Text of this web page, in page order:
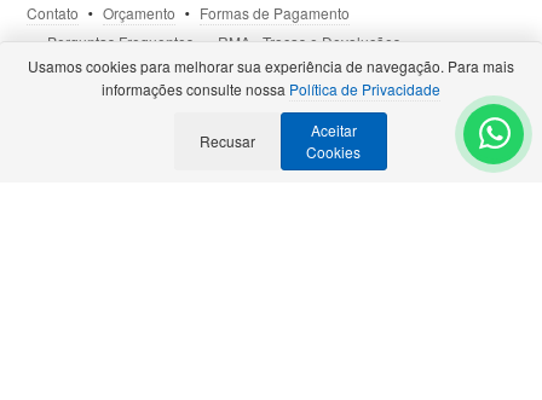
Contato Orçamento
Formas de Pagamento
Perguntas Frequentes
RMA - Trocas e Devoluções
Política de Privacidade
Termos de Uso Site Seguro
Selos e Certificações- Veja todas as Parcerias Premiadas
Usamos cookies para melhorar sua experiência de navegação. Para mais
informações consulte nossa Política de Privacidade
Recusar
Aceitar
Cookies